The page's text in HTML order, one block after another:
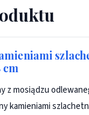
cm
z mosiądzu
kamieniami